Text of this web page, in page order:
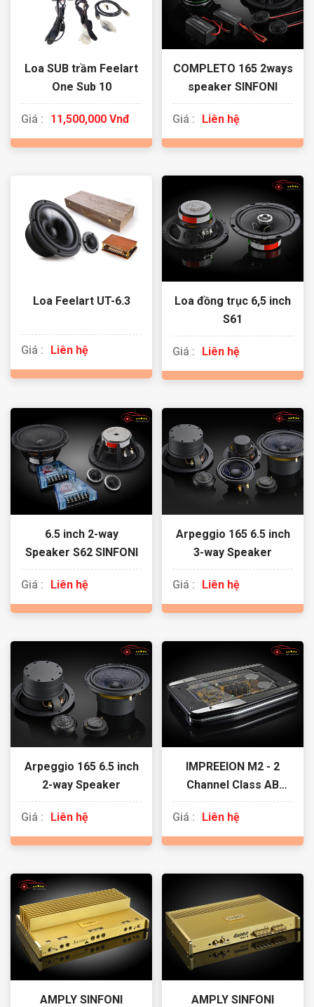
Loa SUB trầm Feelart
One Sub 10
Giá : 11,500,000 Vnđ
COMPLETO 165 2ways
speaker SINFONI
Giá : Liên hệ
Loa Feelart UT-6.3
Giá : Liên hệ
Loa đồng trục 6,5 inch
S61
Giá : Liên hệ
6.5 inch 2-way
Speaker S62 SINFONI
Giá : Liên hệ
Arpeggio 165 6.5 inch
3-way Speaker
Giá : Liên hệ
Arpeggio 165 6.5 inch
2-way Speaker
Giá : Liên hệ
IMPREEION M2 - 2
Channel Class AB
Amplifier
Giá :
Liên hệ
AMPLY SINFONI
AMPLY SINFONI